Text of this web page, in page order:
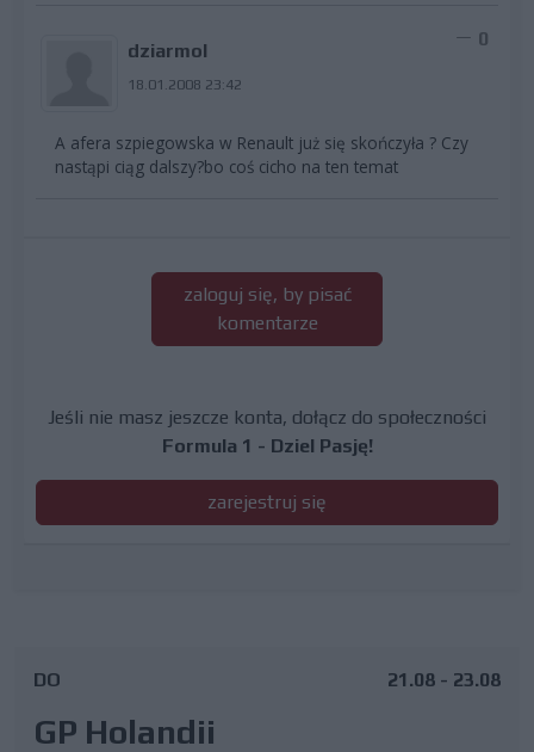
dziarmol
18.01.2008 23:42
0
A afera szpiegowska w Renault już się skończyła ? Czy
nastąpi ciąg dalszy?bo coś cicho na ten temat
zaloguj się, by pisać
komentarze
Jeśli nie masz jeszcze konta, dołącz do społeczności
Formula 1 - Dziel Pasję!
zarejestruj się
DO
GP Holandii
21.08 - 23.08